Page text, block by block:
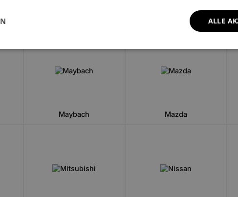
Maybach Mazda
ALLE